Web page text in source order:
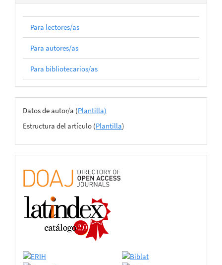
Para lectores/as
Para autores/as
Para bibliotecarios/as
Archivos
del
envío
Datos de autor/a (Plantilla)
Estructura del artículo (Plantilla)
certificado
de
adhesión